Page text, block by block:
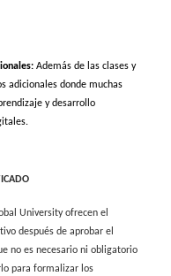
Además de las clases y
adicionales donde muchas
y desarrollo
University ofrecen el
después de aprobar el
no es necesario ni obligatorio
para formalizar los